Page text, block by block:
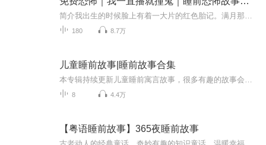
180 8.7万
儿童睡前故事|睡前故事合集
8 4.4万
【粤语睡前故事】365夜睡前故事